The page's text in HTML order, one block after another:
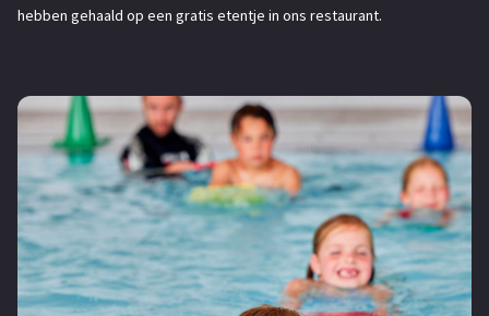
Contact
Reserveren 0545-47 78 68
hebben gehaald op een gratis etentje in ons restaurant.